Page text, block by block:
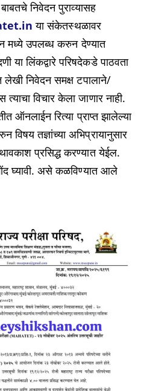
निवेदन पुराव्यासह
या संकेतस्थळावर
मध्ये उपलब्ध करुन देण्यात
या लिंकद्वारे परिषदेकडे पाठवता
लेखी निवेदन समक्ष टपालाने/
त्याचा विचार केला जाणार नाही.
ऑनलाईन रित्या प्राप्त झालेल्या
विषय तज्ञांच्या अभिप्रायानुसार
प्रसिद्ध करण्यात येईल.
घ्यावी. असे कळविण्यात आले